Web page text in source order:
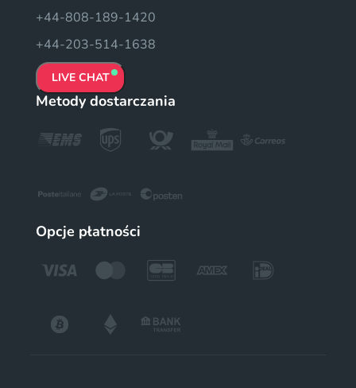
+44-808-189-1420
+44-203-514-1638
LIVE CHAT
Metody dostarczania
Opcje płatności